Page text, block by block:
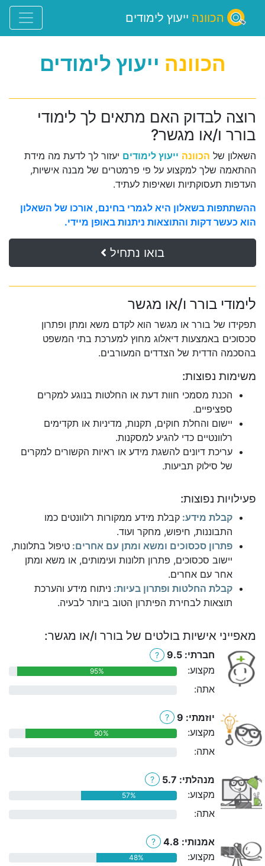
הכוונה ייעוץ לימודים
הכוונה ייעוץ לימודים
רוצה לבדוק האם מתאים לך לימודי
בורר ו/או מגשר?
השאלון של הכוונה ייעוץ לימודים יעזור לך לדעת מה מידת
ההתאמה שלך למקצוע על פי פרמטרים של מבנה אישיות,
העדפות תעסוקתיות ושאיפות לעתיד.
ההשתתפות בשאלון היא לגמרי בחינם, אורכו של השאלון
הוא כעשר דקות והתוצאות ניתנות באופן מיידי.
בואו נתחיל
לימודי בורר ו/או מגשר
תפקידו של בורר או מגשר הוא לקדם משא ומתן ופתרון
סכסוכים באמצעות דיאלוג מחוץ למערכת בתי המשפט
בהסכמה הדדית של הצדדים המעורבים.
משימות נפוצות:
הכנת מסמכי חוות דעת או החלטות בנוגע למקרים
ספציפיים.
יישום והחלת חוקים, תקנות, מדיניות או תקדימים
רלוונטיים כדי להגיע למסקנות.
עריכת דיונים להשגת מידע או ראיות הקשורים למקרים
של סילוק תביעות.
פעילויות נפוצות:
קבלת מידע: קבלת מידע ממקורות רלוונטים כמו
התבוננות, חיפוש, מחקר ועוד.
פתרון סכסוכים ומשא ומתן עם אחרים: טיפול בתלונות,
יישוב סכסוכים, פתרון תלונות ועימותים, או משא ומתן
אחר עם אחרים.
קבלת החלטות ופתרון בעיות: ניתוח מידע והערכת
תוצאות לבחירת הפיתרון הטוב ביותר לבעיה.
מאפייני אישיות בולטים של בורר ו/או מגשר:
חברתי: 9.5 ?
מקצוע: 95%
אתה:
יוזמתי: 9 ?
מקצוע: 90%
אתה:
מנהלתי: 5.7 ?
מקצוע: 57%
אתה:
אמנותי: 4.8 ?
מקצוע: 48%